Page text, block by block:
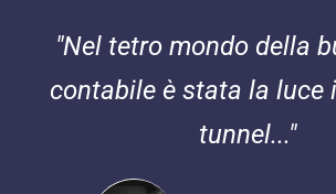
"Nel tetro mondo della
contabile è stata la luce
tunnel..."